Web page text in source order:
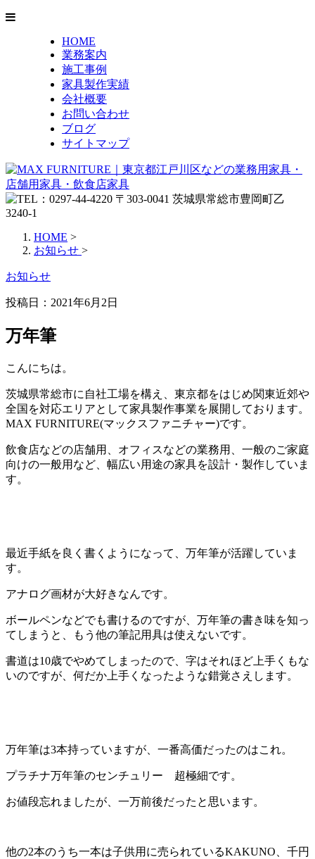
HOME
業務案内
施工事例
家具製作実績
会社概要
お問い合わせ
ブログ
サイトマップ
HOME >
お知らせ >
お知らせ
投稿日： 2021年6月2日
万年筆
こんにちは。
茨城県常総市に自社工場を構え、東京都をはじめ関東近郊や
全国を対応エリアとして家具製作事業を展開しております。
MAX FURNITURE(マックスファニチャー)です。
飲食店などの店舗用、オフィスなどの業務用、一般のご家庭
向けの一般用など、幅広い用途の家具を設計・製作していま
す。
最近手紙を良く書くようになって、万年筆が活躍していま
す。
アナログ画材が大好きなんです。
ボールペンなどでも書けるのですが、万年筆の書き味を知っ
てしまうと、もう他の筆記用具は使えないです。
書道は10歳でやめてしまったので、字はそれほど上手くもな
いのですが、何だか上手くなったような錯覚さえします。
万年筆は3本持っていますが、一番高価だったのはこれ。
プラチナ万年筆のセンチュリー 超極細です。
お値段忘れましたが、一万前後だったと思います。
他の2本のうち一本は子供用に売られているKAKUNO、千円